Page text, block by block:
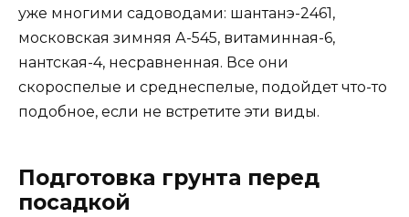
уже многими садоводами: шантанэ-2461,
московская зимняя А-545, витаминная-6,
нантская-4, несравненная. Все они
скороспелые и среднеспелые, подойдет что-то
подобное, если не встретите эти виды.
Подготовка грунта перед
посадкой